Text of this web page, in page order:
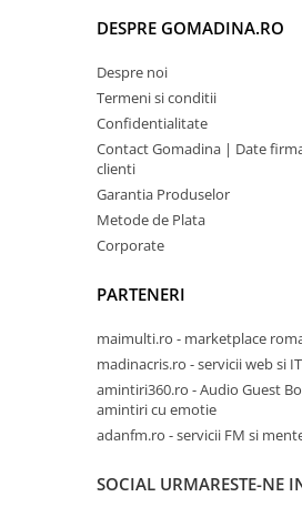
DESPRE GOMADINA.RO
Despre noi
Termeni si conditii
Confidentialitate
Contact Gomadina | Date
clienti
Garantia Produselor
Metode de Plata
Corporate
PARTENERI
maimulti.ro - marketplace
madinacris.ro - servicii web si IT
amintiri360.ro - Audio Guest
amintiri cu emotie
adanfm.ro - servicii FM si
SOCIAL URMARESTE-NE